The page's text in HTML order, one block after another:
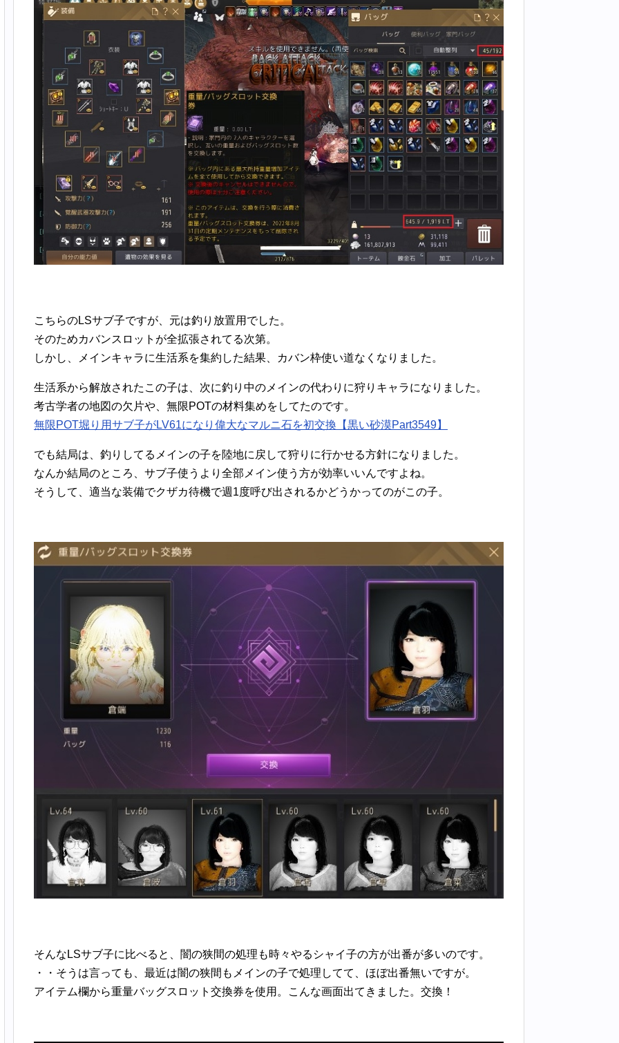
こちらのLSサブ子ですが、元は釣り放置用でした。
そのためカバンスロットが全拡張されてる次第。
しかし、メインキャラに生活系を集約した結果、カバン枠使い道なくなりました。
生活系から解放されたこの子は、次に釣り中のメインの代わりに狩りキャラになりました。
考古学者の地図の欠片や、無限POTの材料集めをしてたのです。
無限POT堀り用サブ子がLV61になり偉大なマルニ石を初交換【黒い砂漠Part3549】
でも結局は、釣りしてるメインの子を陸地に戻して狩りに行かせる方針になりました。
なんか結局のところ、サブ子使うより全部メイン使う方が効率いいんですよね。
そうして、適当な装備でクザカ待機で週1度呼び出されるかどうかってのがこの子。
そんなLSサブ子に比べると、闇の狭間の処理も時々やるシャイ子の方が出番が多いのです。
・・そうは言っても、最近は闇の狭間もメインの子で処理してて、ほぼ出番無いですが。
アイテム欄から重量バッグスロット交換券を使用。こんな画面出てきました。交換！